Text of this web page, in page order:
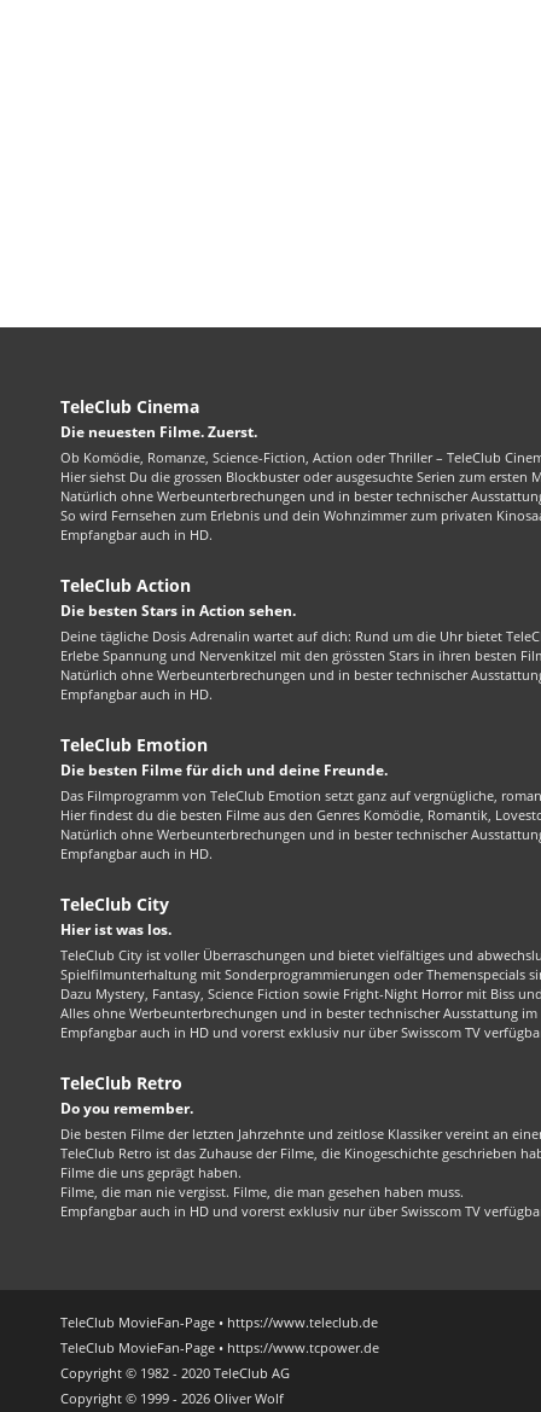
TeleClub Cinema
Die neuesten Filme. Zuerst.
Ob Komödie, Romanze, Science-Fiction, Action oder Thriller – TeleClub
Hier siehst Du die grossen Blockbuster oder ausgesuchte Serien zum ersten
Natürlich ohne Werbeunterbrechungen und in bester technischer
So wird Fernsehen zum Erlebnis und dein Wohnzimmer zum privaten
Empfangbar auch in HD.
TeleClub Action
Die besten Stars in Action sehen.
Deine tägliche Dosis Adrenalin wartet auf dich: Rund um die Uhr bietet
Erlebe Spannung und Nervenkitzel mit den grössten Stars in ihren besten
Natürlich ohne Werbeunterbrechungen und in bester technischer
Empfangbar auch in HD.
TeleClub Emotion
Die besten Filme für dich und deine Freunde.
Das Filmprogramm von TeleClub Emotion setzt ganz auf vergnügliche,
Hier findest du die besten Filme aus den Genres Komödie, Romantik,
Natürlich ohne Werbeunterbrechungen und in bester technischer
Empfangbar auch in HD.
TeleClub City
Hier ist was los.
TeleClub City ist voller Überraschungen und bietet vielfältiges und
Spielfilmunterhaltung mit Sonderprogrammierungen oder Themenspecials
Dazu Mystery, Fantasy, Science Fiction sowie Fright-Night Horror mit Biss
Alles ohne Werbeunterbrechungen und in bester technischer Ausstattung
Empfangbar auch in HD und vorerst exklusiv nur über Swisscom TV
TeleClub Retro
Do you remember.
Die besten Filme der letzten Jahrzehnte und zeitlose Klassiker vereint an
TeleClub Retro ist das Zuhause der Filme, die Kinogeschichte geschrieben
Filme die uns geprägt haben.
Filme, die man nie vergisst. Filme, die man gesehen haben muss.
Empfangbar auch in HD und vorerst exklusiv nur über Swisscom TV
TeleClub MovieFan-Page • https://www.teleclub.de
TeleClub MovieFan-Page • https://www.tcpower.de
Copyright © 1982 - 2020 TeleClub AG
Copyright © 1999 - 2026 Oliver Wolf